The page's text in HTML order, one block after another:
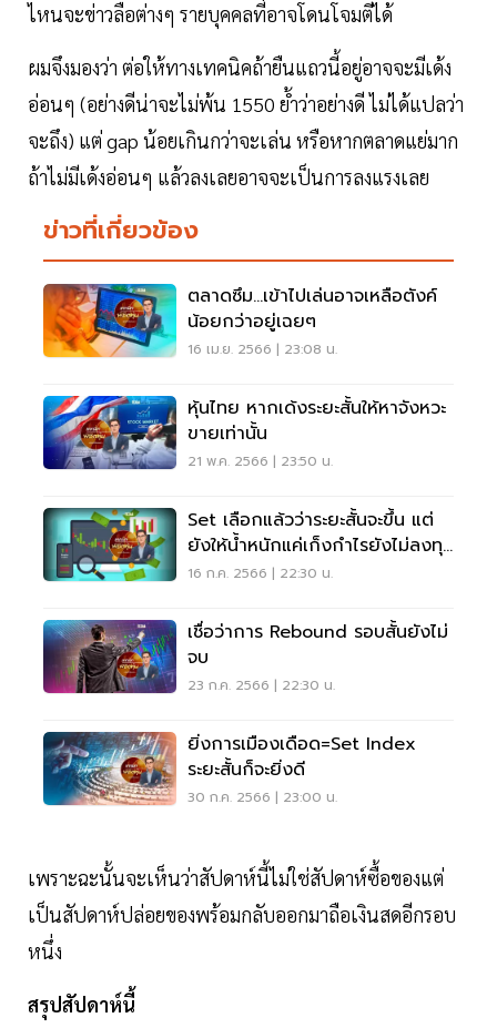
ไหนจะข่าวลือต่างๆ รายบุคคลที่อาจโดนโจมตีได้
ผมจึงมองว่า ต่อให้ทางเทคนิคถ้ายืนแถวนี้อยู่อาจจะมีเด้ง
อ่อนๆ (อย่างดีน่าจะไม่พ้น 1550 ย้ำว่าอย่างดี ไม่ได้แปลว่า
จะถึง) แต่ gap น้อยเกินกว่าจะเล่น หรือหากตลาดแย่มาก
ถ้าไม่มีเด้งอ่อนๆ แล้วลงเลยอาจจะเป็นการลงแรงเลย
ข่าวที่เกี่ยวข้อง
ตลาดซึม...เข้าไปเล่นอาจเหลือตังค์
น้อยกว่าอยู่เฉยๆ
16 เม.ย. 2566 | 23:08 น.
หุ้นไทย หากเด้งระยะสั้นให้หาจังหวะ
ขายเท่านั้น
21 พ.ค. 2566 | 23:50 น.
Set เลือกแล้วว่าระยะสั้นจะขึ้น แต่
ยังให้น้ำหนักแค่เก็งกำไรยังไม่ลงทุน
แต่ก็ควรเล่น
16 ก.ค. 2566 | 22:30 น.
เชื่อว่าการ Rebound รอบสั้นยังไม่
จบ
23 ก.ค. 2566 | 22:30 น.
ยิ่งการเมืองเดือด=set Index
ระยะสั้นก็จะยิ่งดี
30 ก.ค. 2566 | 23:00 น.
เพราะฉะนั้นจะเห็นว่าสัปดาห์นี้ไม่ใช่สัปดาห์ซื้อของแต่
เป็นสัปดาห์ปล่อยของพร้อมกลับออกมาถือเงินสดอีกรอบ
หนึ่ง
สรุปสัปดาห์นี้